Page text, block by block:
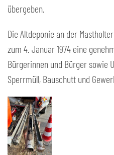
übergeben.
Die Altdeponie an der
zum 4. Januar 1974 eine
Bürgerinnen und Bürger sowie
Sperrmüll, Bauschutt und